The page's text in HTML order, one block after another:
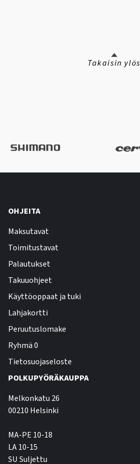
Takaisin ylös
OHJEITA
Maksutavat
Toimitustavat
Palautukset
Takuuohjeet
Käyttöoppaat ja tuki
Lahjakortti
Peruutuslomake
Ryhmä 0
Tietosuojaseloste
POLKUPYÖRÄKAUPPA
Melkonkatu 26
00210 Helsinki
MA-PE 10-18
LA 10-15
SU Suljettu